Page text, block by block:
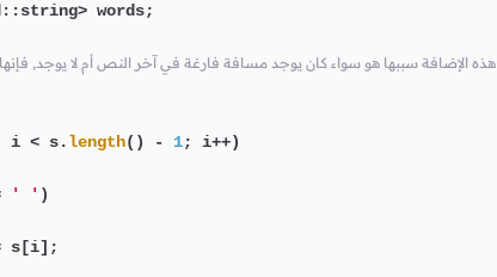
words;
// هذه الإضافة سببها هو سواء كان يوجد مسافة فارغة في آخر النص أم لا يوجد,
i < s.length() - 1; i++)
' ' )
s[i];